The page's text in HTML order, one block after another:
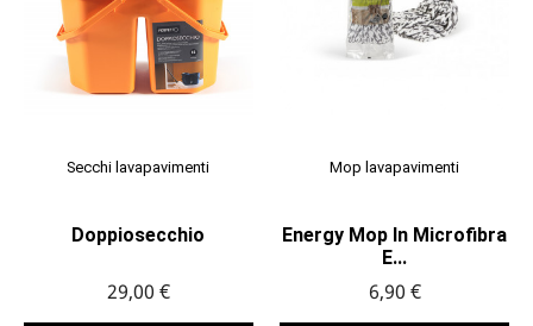
Secchi lavapavimenti
Doppiosecchio
29,00 €
Mop lavapavimenti
Energy Mop In Microfibra
E...
6,90 €